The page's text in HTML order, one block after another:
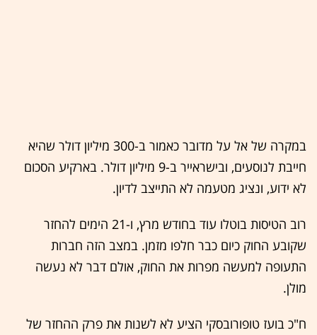
במקרה של אל על מדובר כאמור ב-300 מיליון דולר שהיא
חייבת לנוסעים, ובישראייר ב-9 מיליון דולר. בארקיע הסכום
לא ידוע, ונציג מטעמה לא התייצב לדיון.
רוב הטיסות בוטלו עוד בחודש מרץ, ו-21 הימים להחזר
שקובע החוק כיום כבר חלפו מזמן. במצב הזה חברות
התעופה למעשה מפרות את החוק, אולם דבר לא נעשה
מולן.
ח"כ בועז טופורובסקי הציע לא לשנות את פרק ההחזר של